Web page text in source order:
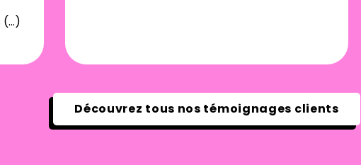
Découvrez tous nos témoignages clients